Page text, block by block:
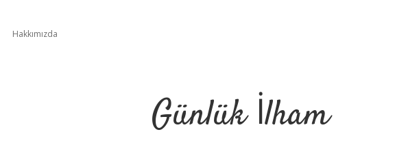
Hakkımızda
Günlük İlham